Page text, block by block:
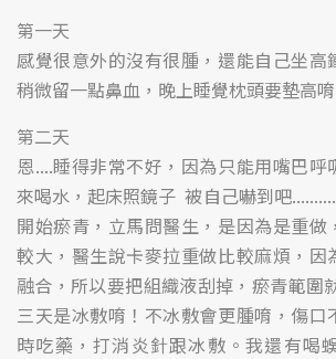
第一天
感覺很意外的沒有很腫，還能自己坐高
稍微留一點鼻血，晚上睡覺枕頭要墊高唷
第二天
恩....睡得非常不好，因為只能用嘴巴
來喝水，起床照鏡子 被自己嚇到吧
開始瘀青，立馬問醫生，是因為是重做
較大，醫生說卡麥拉重做比較麻煩，因
融合，所以要把組織液刮掉，瘀青範圍
三天是冰敷唷！不冰敷會更腫唷，傷口
時吃藥，打消炎針跟冰敷。我還有喝